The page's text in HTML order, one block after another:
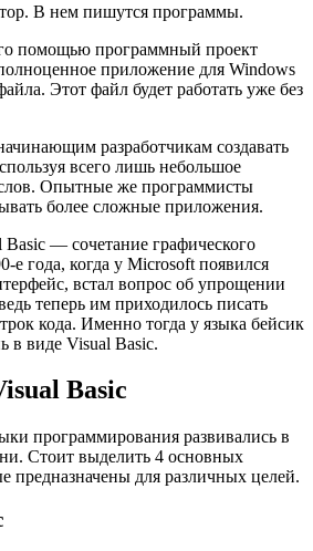
В нем пишутся программы.
помощью программный проект
приложение для Windows
Этот файл будет работать уже без
разработчикам создавать
всего лишь небольшое
Опытные же программисты
более сложные приложения.
Basic — сочетание графического
е года, когда у Microsoft появился
встал вопрос об упрощении
теперь им приходилось писать
кода. Именно тогда у языка бейсик
в виде Visual Basic.
Basic
программирования развивались в
Стоит выделить 4 основных
предназначены для различных целей.